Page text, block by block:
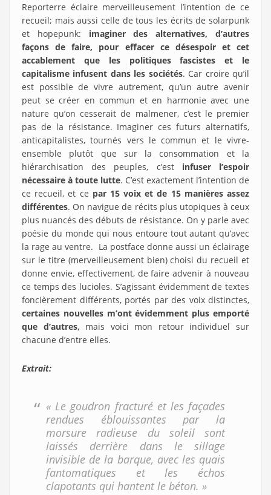
Reporterre éclaire merveilleusement l’intention de ce
recueil; mais aussi celle de tous les écrits de solarpunk
et hopepunk: imaginer des alternatives, d’autres
façons de faire, pour effacer ce désespoir et cet
accablement que les politiques fascistes et le
capitalisme infusent dans les sociétés. Car croire qu’il
est possible de vivre autrement, qu’un autre avenir
peut se créer en commun et en harmonie avec une
nature qu’on cesserait de malmener, c’est le premier
pas de la résistance. Imaginer ces futurs alternatifs,
anticapitalistes, tournés vers le commun et le vivre-
ensemble plutôt que sur la consommation et la
hiérarchisation des peuples, c’est infuser l’espoir
nécessaire à toute lutte. C’est exactement l’intention de
ce recueil, et ce par 15 voix et de 15 manières assez
différentes. On navigue de récits plus utopiques à ceux
plus nuancés des débuts de résistance. On y parle avec
poésie du monde qui nous entoure tout autant qu’avec
la rage au ventre. La postface donne aussi un éclairage
sur le titre (merveilleusement bien) choisi du recueil et
donne envie, effectivement, de faire advenir à nouveau
ce temps des lucioles. S’agissant évidemment de textes
foncièrement différents, portés par des voix distinctes,
certaines nouvelles m’ont évidemment plus emporté
que d’autres, mais voici mon retour individuel sur
chacune d’entre elles.
Extrait:
« Le goudron fracturé et les façades
rendues éblouissantes par la
morsure radieuse du soleil sont
laissés derrière dans le sillage
invisible de la barque, avec les quais
fantomatiques et les échos
clapotants qui hantent le béton. »